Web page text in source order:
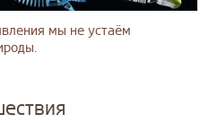
мы не устаём